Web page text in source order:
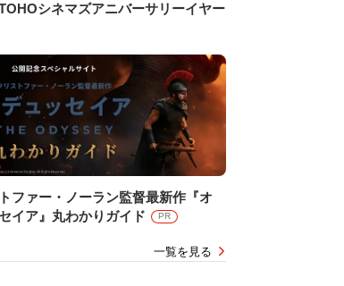
シネマズアニバーサリーイヤー
ファー・ノーラン監督最新作『オ
イア』丸わかりガイド
PR
一覧を見る